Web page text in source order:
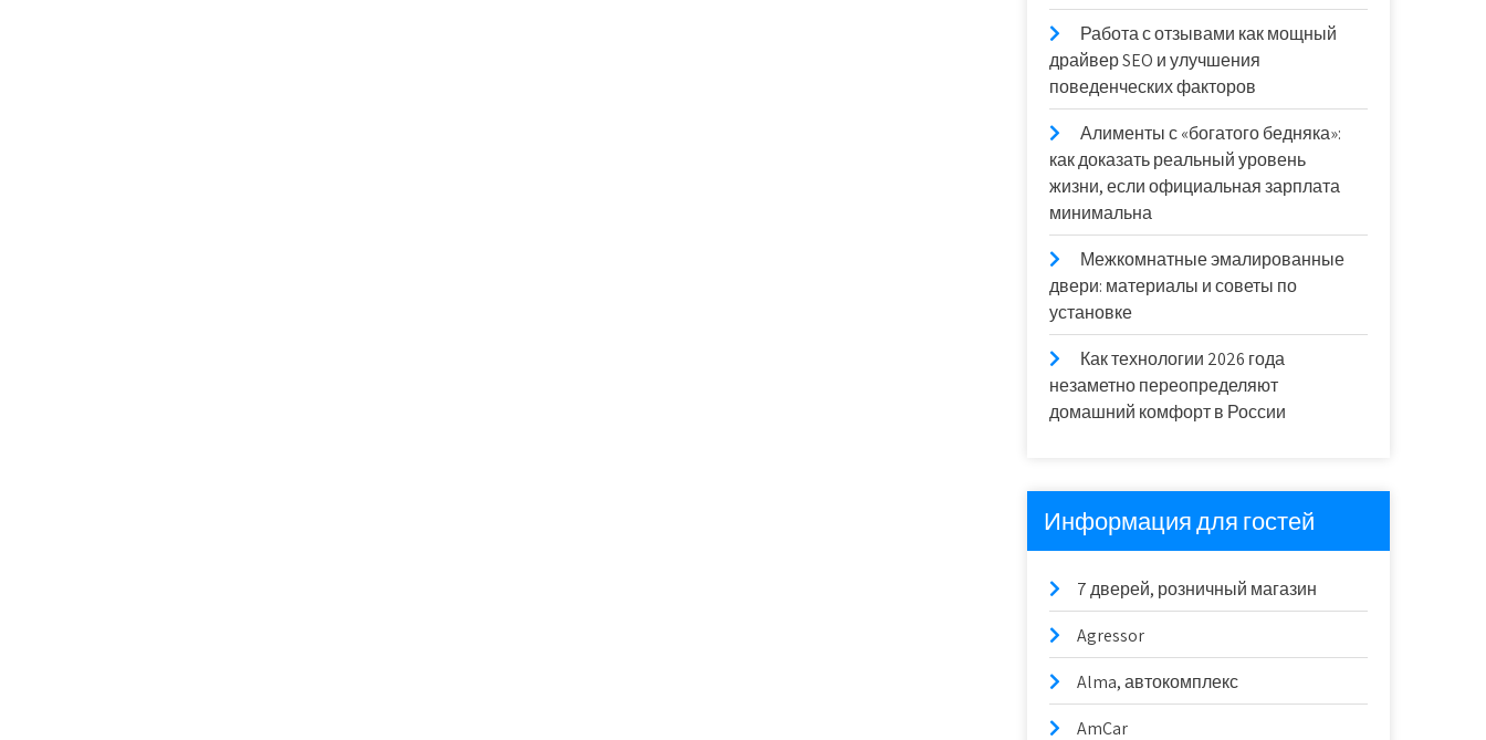
Работа с отзывами как мощный
драйвер SEO и улучшения
поведенческих факторов
Алименты с «богатого бедняка»:
как доказать реальный уровень
жизни, если официальная зарплата
минимальна
Межкомнатные эмалированные
двери: материалы и советы по
установке
Как технологии 2026 года
незаметно переопределяют
домашний комфорт в России
Информация для гостей
7 дверей, розничный магазин
Agressor
Alma, автокомплекс
AmCar